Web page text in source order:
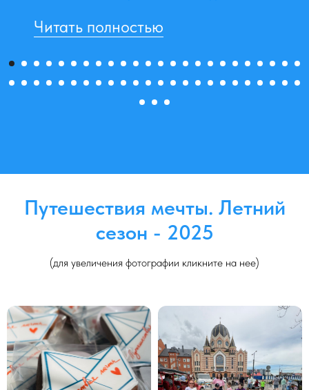
Читать полностью
Путешествия мечты. Летний
сезон - 2025
(для увеличения фотографии кликните на нее)